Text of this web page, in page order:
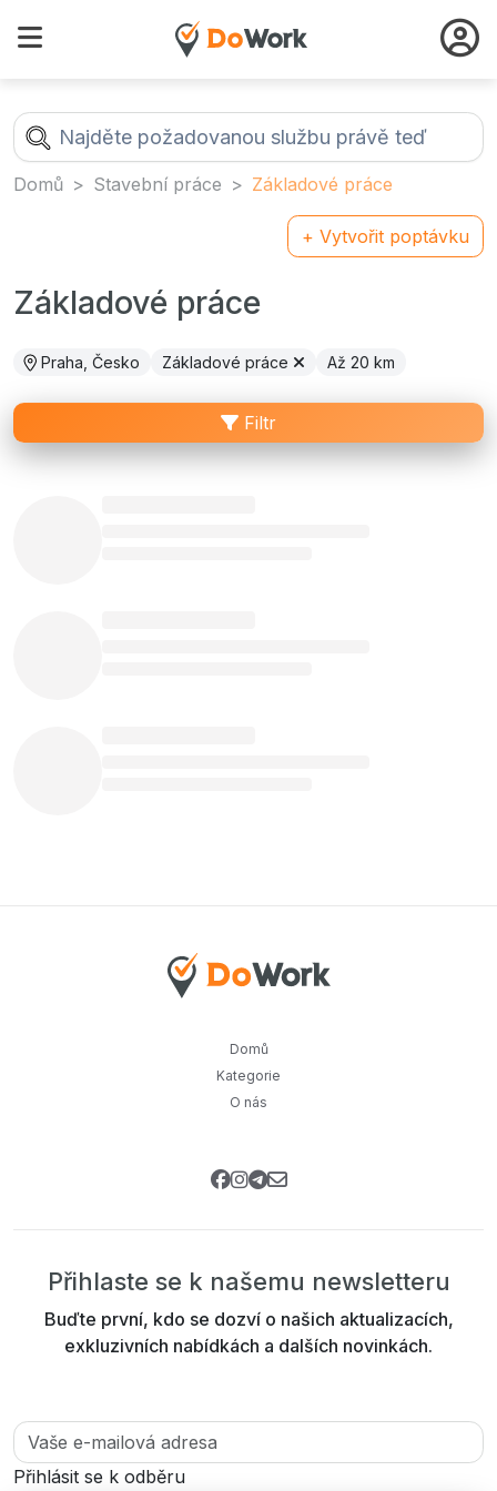
Domů Stavební práce Základové práce
+ Vytvořit poptávku
Základové práce
Praha, Česko Základové práce Až 20 km
Filtr
Domů
Kategorie
O nás
Přihlaste se k našemu newsletteru
Buďte první, kdo se dozví o našich aktualizacích,
exkluzivních nabídkách a dalších novinkách.
Přihlásit se k odběru